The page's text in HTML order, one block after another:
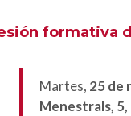
formativa
Martes, 25 de
Menestrals, 5,